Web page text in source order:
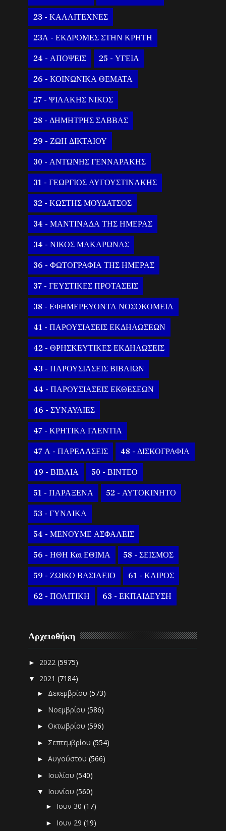
23 - ΚΑΛΛΙΤΕΧΝΕΣ
23Α - ΕΚΔΡΟΜΕΣ ΣΤΗΝ ΚΡΗΤΗ
24 - ΑΠΟΨΕΙΣ 25 - ΥΓΕΙΑ
26 - ΚΟΙΝΩΝΙΚΑ ΘΕΜΑΤΑ
27 - ΨΙΛΑΚΗΣ ΝΙΚΟΣ
28 - ΔΗΜΗΤΡΗΣ ΣΑΒΒΑΣ
29 - ΖΩΗ ΔΙΚΤΑΙΟΥ
30 - ΑΝΤΩΝΗΣ ΓΕΝΝΑΡΑΚΗΣ
31 - ΓΕΩΡΓΙΟΣ ΑΥΓΟΥΣΤΙΝΑΚΗΣ
32 - ΚΩΣΤΗΣ ΜΟΥΔΑΤΣΟΣ
34 - ΜΑΝΤΙΝΑΔΑ ΤΗΣ ΗΜΕΡΑΣ
34 - ΝΙΚΟΣ ΜΑΚΑΡΩΝΑΣ
36 - ΦΩΤΟΓΡΑΦΙΑ ΤΗΣ ΗΜΕΡΑΣ
37 - ΓΕΥΣΤΙΚΕΣ ΠΡΟΤΑΣΕΙΣ
38 - ΕΦΗΜΕΡΕΥΟΝΤΑ ΝΟΣΟΚΟΜΕΙΑ
41 - ΠΑΡΟΥΣΙΑΣΕΙΣ ΕΚΔΗΛΩΣΕΩΝ
42 - ΘΡΗΣΚΕΥΤΙΚΕΣ ΕΚΔΗΛΩΣΕΙΣ
43 - ΠΑΡΟΥΣΙΑΣΕΙΣ ΒΙΒΛΙΩΝ
44 - ΠΑΡΟΥΣΙΑΣΕΙΣ ΕΚΘΕΣΕΩΝ
46 - ΣΥΝΑΥΛΙΕΣ
47 - ΚΡΗΤΙΚΑ ΓΛΕΝΤΙΑ
47 Α - ΠΑΡΕΛΑΣΕΙΣ 48 - ΔΙΣΚΟΓΡΑΦΙΑ
49 - ΒΙΒΛΙΑ 50 - ΒΙΝΤΕΟ
51 - ΠΑΡΑΞΕΝΑ 52 - ΑΥΤΟΚΙΝΗΤΟ
53 - ΓΥΝΑΙΚΑ
54 - ΜΕΝΟΥΜΕ ΑΣΦΑΛΕΙΣ
56 - ΗΘΗ Και ΕΘΙΜΑ 58 - ΣΕΙΣΜΟΣ
59 - ΖΩΙΚΟ ΒΑΣΙΛΕΙΟ 61 - ΚΑΙΡΟΣ
62 - ΠΟΛΙΤΙΚΗ 63 - ΕΚΠΑΙΔΕΥΣΗ
Αρχειοθήκη
► 2022(5975)
▼ 2021(7184)
► Δεκεμβρίου(573)
► Νοεμβρίου(586)
►Οκτωβρίου(596)
► Σεπτεμβρίου(554)
►Αυγούστου(566)
► Ιουλίου(540)
▼ Ιουνίου(560)
► Ιουν 30(17)
► Ιουν 29(19)